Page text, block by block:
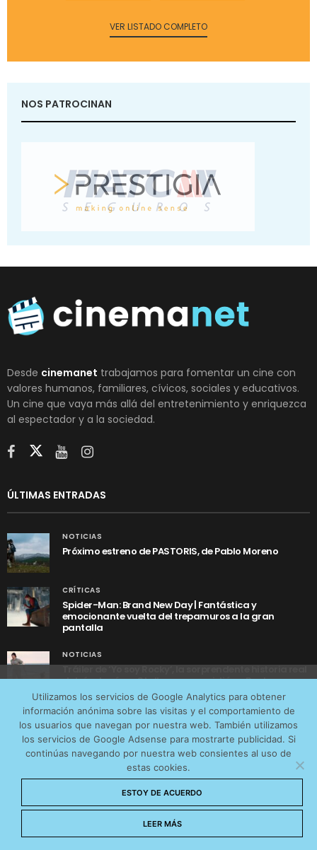
VER LISTADO COMPLETO
NOS PATROCINAN
Desde cinemanet trabajamos para fomentar un cine con
valores humanos, familiares, cívicos, sociales y educativos.
Un cine que vaya más allá del entretenimiento y enriquezca
al espectador y a la sociedad.
ÚLTIMAS ENTRADAS
NOTICIAS
Próximo estreno de PASTORIS, de Pablo Moreno
CRÍTICAS
Spider-Man: Brand New Day | Fantástica y
emocionante vuelta del trepamuros a la gran
pantalla
NOTICIAS
Tráiler de ‘Yo soy Rocky’, la sorprendente historia real
detrás de cómo Stallone se convirtió en Rocky
AVISO LEGAL CONTACTO
POLÍTICA DE COOKIES
POLÍTICA DE PRIVACIDAD
© 2026 CinemaNet. Designed by
Utilizamos los servicios de Google Analytics para obtener
información anónima sobre las visitas y el comportamiento de
los usuarios que navegan por nuestra web. También utilizamos
los servicios de Google Adsense para mostrarte publicidad. Si
continúas navegando por nuestra web consientes al uso de
estas cookies.
ESTOY DE ACUERDO
LEER MÁS
tráfico web que recibimos y conocer los servicios que
más os interesan. Puede cambiar las preferencias y
obtener más información sobre las cookies que
utilizamos en nuestra Política de cookies
Aceptar cookies
No permitir cookies